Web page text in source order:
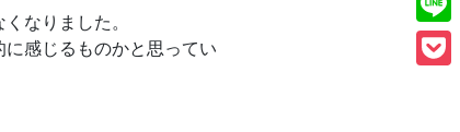
なりました。
感じるものかと思ってい
Line